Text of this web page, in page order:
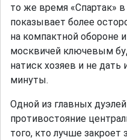
то же время «Спартак»
показывает более
на компактной обороне
москвичей ключевым
натиск хозяев и не
минуты.
Одной из главных
противостояние
того, кто лучше